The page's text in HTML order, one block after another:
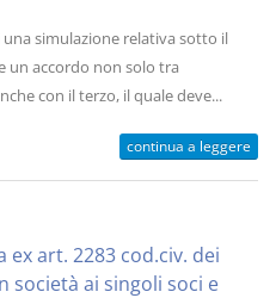
simulazione relativa sotto il
un accordo non solo tra
con il terzo, il quale deve...
continua a leggere
art. 2283 cod.civ. dei
società ai singoli soci e